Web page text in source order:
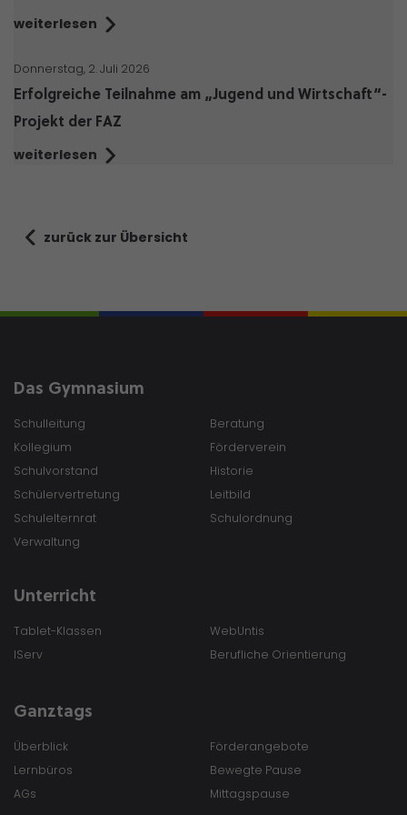
weiterlesen
Donnerstag, 2. Juli 2026
Erfolgreiche Teilnahme am „Jugend und Wirtschaft“-
Projekt der FAZ
weiterlesen
zurück zur Übersicht
Das Gymnasium
Schulleitung
Kollegium
Schulvorstand
Schülervertretung
Schulelternrat
Verwaltung
Beratung
Förderverein
Historie
Leitbild
Schulordnung
Unterricht
Tablet-Klassen
IServ
WebUntis
Berufliche Orientierung
Ganztags
Überblick
Lernbüros
AGs
Förderangebote
Bewegte Pause
Mittagspause